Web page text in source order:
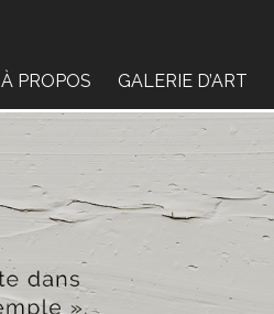
À PROPOS
L’ÉVALUATRICE
BLOGUE
PARTENAIRES
GALERIE D’ART